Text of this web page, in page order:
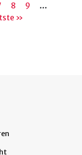
Pagina
8 Pagina
9 …
»